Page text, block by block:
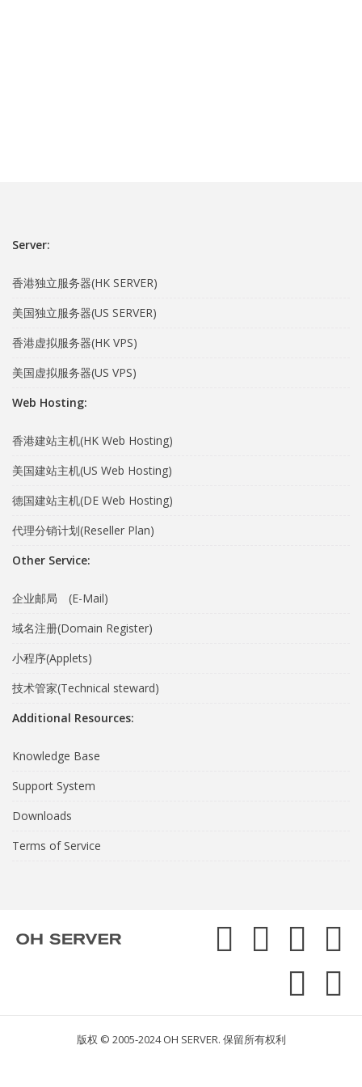
Server:
香港独立服务器(HK SERVER)
美国独立服务器(US SERVER)
香港虚拟服务器(HK VPS)
美国虚拟服务器(US VPS)
Web Hosting:
香港建站主机(HK Web Hosting)
美国建站主机(US Web Hosting)
德国建站主机(DE Web Hosting)
代理分销计划(Reseller Plan)
Other Service:
企业邮局 (E-Mail)
域名注册(Domain Register)
小程序(Applets)
技术管家(Technical steward)
Additional Resources:
Knowledge Base
Support System
Downloads
Terms of Service
版权 © 2005-2024 OH SERVER. 保留所有权利